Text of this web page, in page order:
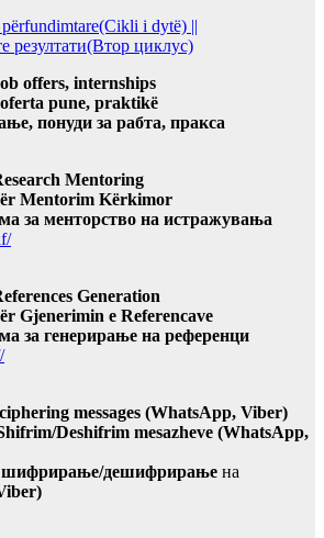
i dytë) ||
резултати(Втор циклус)
offers, internships
pune, praktikë
понуди за рабта, пракса
Mentoring
Mentorim Kërkimor
за менторство на истражувања
Generation
Gjenerimin e Referencave
за генерирање на референци
messages (WhatsApp, Viber)
Deshifrim mesazheve (WhatsApp,
шифрирање/дешифрирање на